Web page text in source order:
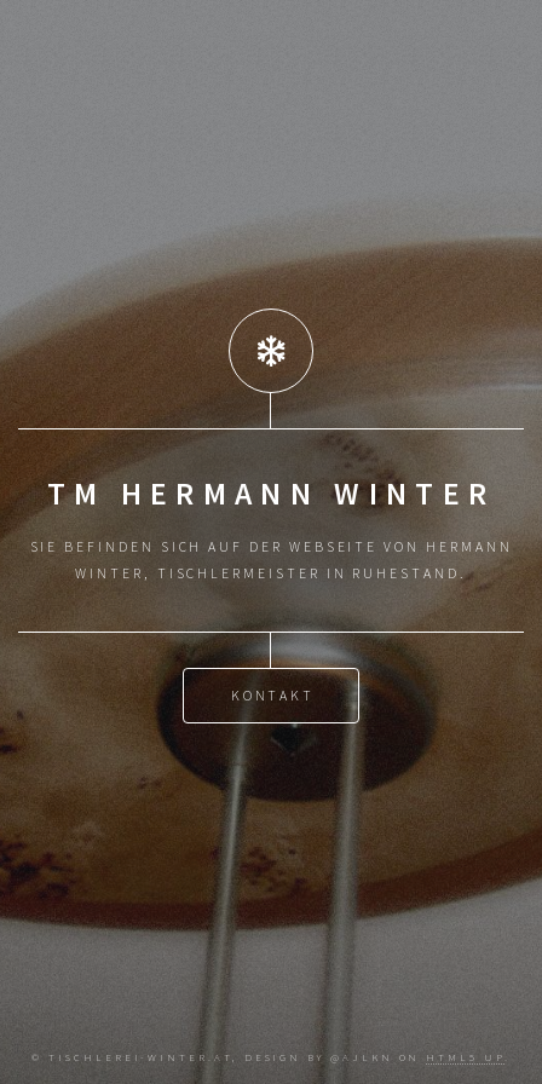
TM HERMANN WINTER
SIE BEFINDEN SICH AUF DER WEBSEITE VON HERMANN
WINTER, TISCHLERMEISTER IN RUHESTAND.
KONTAKT
© TISCHLEREI-WINTER.AT, DESIGN BY @AJLKN ON HTML5 UP.